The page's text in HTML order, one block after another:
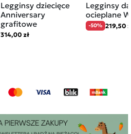
Legginsy dziecięce
Anniversary
grafitowe
314,00 zł
Legginsy
ocieplane
-50% 219,50